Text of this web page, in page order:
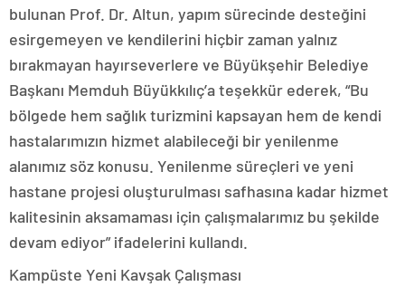
bulunan Prof. Dr. Altun, yapım sürecinde desteğini
esirgemeyen ve kendilerini hiçbir zaman yalnız
bırakmayan hayırseverlere ve Büyükşehir Belediye
Başkanı Memduh Büyükkılıç’a teşekkür ederek, “Bu
bölgede hem sağlık turizmini kapsayan hem de kendi
hastalarımızın hizmet alabileceği bir yenilenme
alanımız söz konusu. Yenilenme süreçleri ve yeni
hastane projesi oluşturulması safhasına kadar hizmet
kalitesinin aksamaması için çalışmalarımız bu şekilde
devam ediyor” ifadelerini kullandı.
Kampüste Yeni Kavşak Çalışması